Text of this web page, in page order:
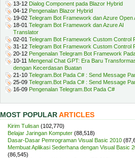
13-12 Dialog Component pada Blazor Hybrid
04-12 Pengenalan Blazor Hybrid
19-02 Telegram Bot Framework dan Azure Open
18-01 Telegram Bot Framework dan Azure AI
Translator
02-01 Telegram Bot Framework Custom Control
31-12 Telegram Bot Framework Custom Control
20-12 Pengenalan Telegram Bot Framework
10-11 Mengenal Chat GPT: Era Baru
dengan Kecerdasan Buatan
21-10 Telegram.Bot Pada C# : Send Message
25-09 Telegram.Bot Pada C# : Send Message
16-09 Pengenalan Telegram.Bot Pada C#
MOST POPULARARTICLES
Kirim Tulisan (102,770)
Belajar Jaringan Komputer (88,518)
Dasar-Dasar Pemrograman Visual Basic 2010
Membuat Aplikasi Sederhana dengan Visual Basic
(86,545)